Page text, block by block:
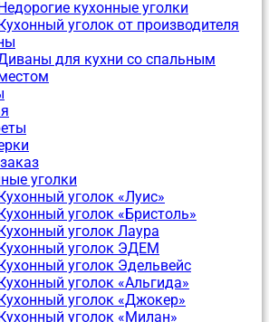
кухонные уголки
уголок от производителя
для кухни со спальным
уголки
уголок «Луис»
уголок «Бристоль»
уголок Лаура
уголок ЭДЕМ
уголок Эдельвейс
уголок «Альгида»
уголок «Джокер»
уголок «Милан»